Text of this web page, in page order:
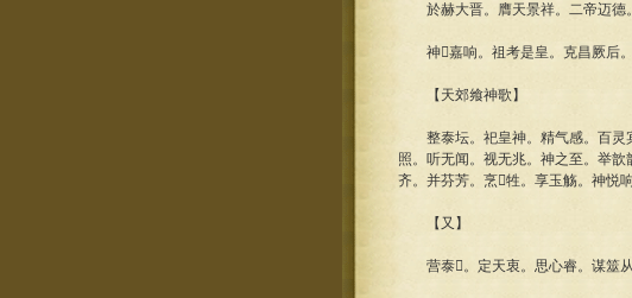
於赫大晋。膺天景祥。二帝迈德。
神嘉响。祖考是皇。克昌厥后。
【天郊飨神歌】
整泰坛。祀皇神。精气感。百灵
照。听无闻。视无兆。神之至。举
齐。并芬芳。烹牲。享玉觞。神悦
【又】
营泰。定天衷。思心睿。谋筮从